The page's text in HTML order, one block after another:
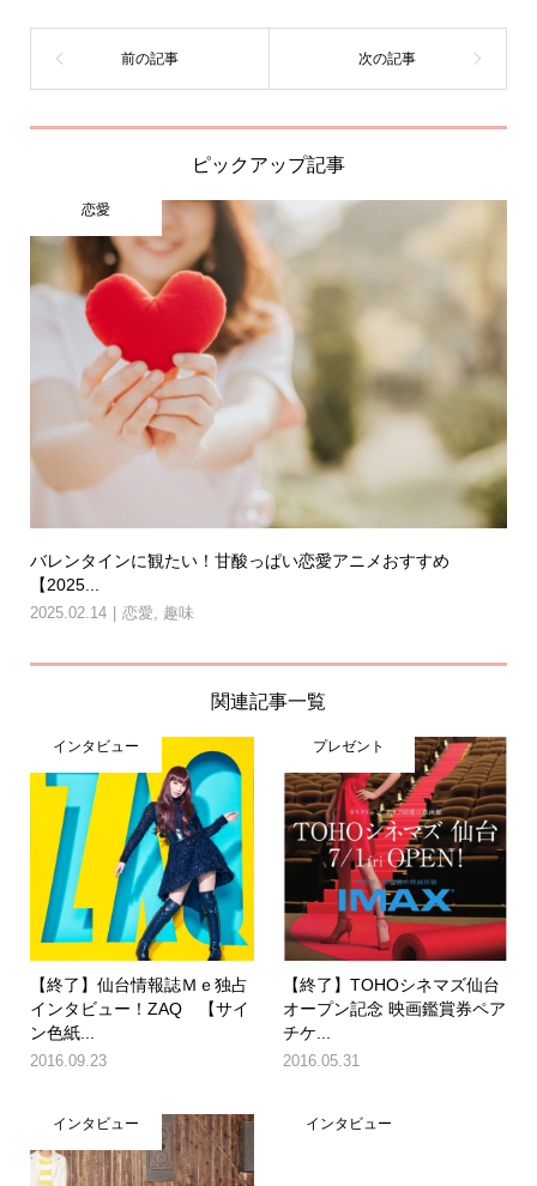
ピックアップ記事
恋愛
バレンタインに観たい！甘酸っぱい恋愛アニメおすすめ
【2025...
2025.02.14 恋愛, 趣味
関連記事一覧
インタビュー
【終了】仙台情報誌Ｍｅ独占
インタビュー！ZAQ 【サイ
ン色紙...
2016.09.23
プレゼント
【終了】TOHOシネマズ仙台
オープン記念 映画鑑賞券ペア
チケ...
2016.05.31
インタビュー インタビュー